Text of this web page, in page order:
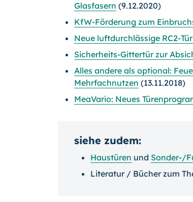
Glasfasern (9.12.2020)
KfW-Förderung zum
Neue luftdurchlässige RC2-
Sicherheits-Gittertür zur
Alles andere als optional:
Mehrfachnutzen (13.11.2018)
MeaVario: Neues
siehe zudem:
Haustüren und Sonder-/
Literatur / Bücher zum